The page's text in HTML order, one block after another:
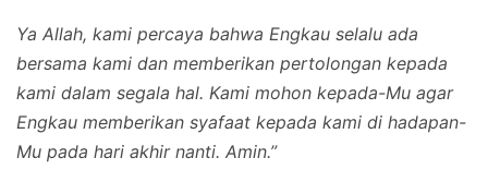
Ya Allah, kami percaya bahwa Engkau selalu ada
bersama kami dan memberikan pertolongan kepada
kami dalam segala hal. Kami mohon kepada-Mu agar
Engkau memberikan syafaat kepada kami di hadapan-
Mu pada hari akhir nanti. Amin.”